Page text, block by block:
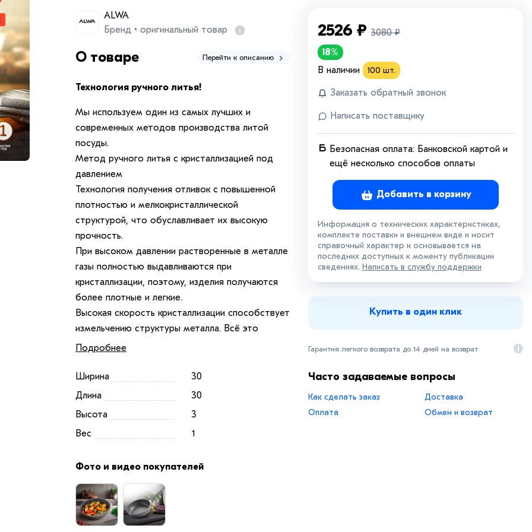
ALWA
Бренд • оригинальный товар
О товаре Перейти к описанию
Технология ручного литья!
Мы используем один из самых лучших и
современных методов производства литой
посуды.
Метод ручного литья с кристаллизацией под
давлением
Технология получения отливок с повышенной
плотностью и мелкокристаллической
структурой, что обуславливает их высокую
прочность.
При высоком давлении растворенные в металле
газы полностью выдавливаются при
кристаллизации, поэтому, изделия получаются
более плотные и легкие.
Высокая скорость кристаллизации способствует
измельчению структуры металла. Всё это
повышает её физические свойства:
показателей в 2-4 раза по сравнению с другими
методами производства.
приближен к изделиям из титановых сплавов,
хотя имеют литую структуру.
максимально устойчива к деформациям.
Подробнее
Ширина
30
Длина
30
Высота
3
Вес
1
Фото и видео покупателей
2526 ₽ 3080₽
18%
В наличии
100 шт.
Заказать обратный звонок
Написать поставщику
Безопасная оплата: Банковской картой и
ещё несколько способов оплаты
Добавить в корзину
Информация о технических характеристиках,
комплекте поставки и внешнем виде и носит
справочный характер и основывается на
последних доступных к моменту публикации
сведениях. Написать в службу поддержки
Купить в один клик
Гарантия легкого возврата до 14 дней на возврат
Часто задаваемые вопросы
Как сделать заказ
Оплата
Доставка
Обмен и возврат